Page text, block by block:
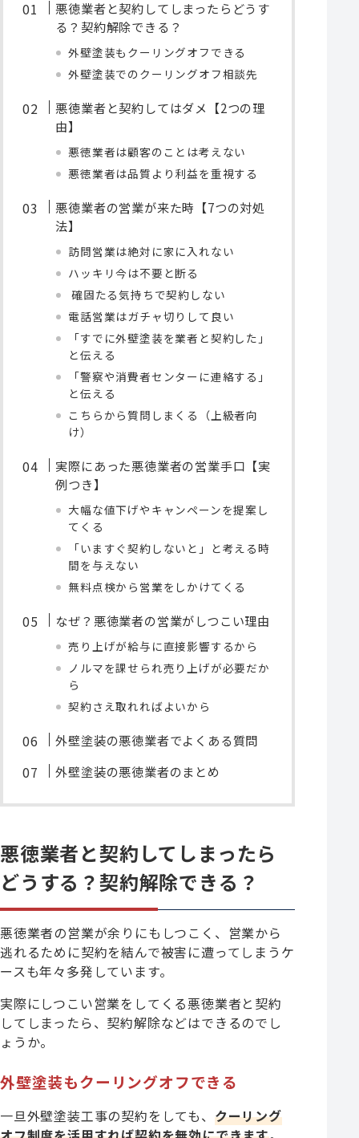
悪徳業者と契約してしまったらどうす
る？契約解除できる？
外壁塗装もクーリングオフできる
外壁塗装でのクーリングオフ相談先
悪徳業者と契約してはダメ【2つの理
由】
悪徳業者は顧客のことは考えない
悪徳業者は品質より利益を重視する
悪徳業者の営業が来た時【7つの対処
法】
訪問営業は絶対に家に入れない
ハッキリ今は不要と断る
確固たる気持ちで契約しない
電話営業はガチャ切りして良い
「すでに外壁塗装を業者と契約した」
と伝える
「警察や消費者センターに連絡する」
と伝える
こちらから質問しまくる（上級者向
け）
実際にあった悪徳業者の営業手口【実
例つき】
大幅な値下げやキャンペーンを提案し
てくる
「いますぐ契約しないと」と考える時
間を与えない
無料点検から営業をしかけてくる
なぜ？悪徳業者の営業がしつこい理由
売り上げが給与に直接影響するから
ノルマを課せられ売り上げが必要だか
ら
契約さえ取れればよいから
外壁塗装の悪徳業者でよくある質問
外壁塗装の悪徳業者のまとめ
悪徳業者と契約してしまったら
どうする？契約解除できる？
悪徳業者の営業が余りにもしつこく、営業から
逃れるために契約を結んで被害に遭ってしまうケ
ースも年々多発しています。
実際にしつこい営業をしてくる悪徳業者と契約
してしまったら、契約解除などはできるのでし
ょうか。
外壁塗装もクーリングオフできる
一旦外壁塗装工事の契約をしても、 クーリング